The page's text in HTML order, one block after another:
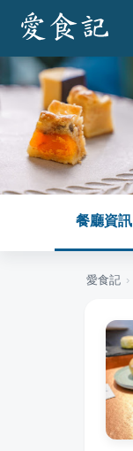
餐廳資訊
愛食記 ›